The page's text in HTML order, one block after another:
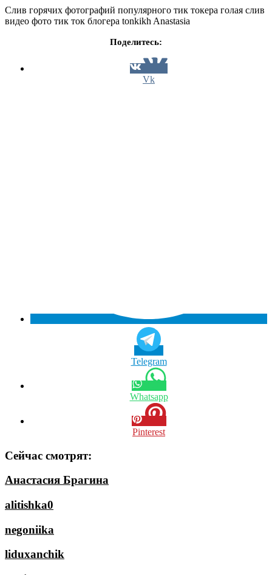
Слив горячих фотографий популярного тик токера голая слив
видео фото тик ток блогера tonkikh Anastasia
Поделитесь:
Vk
Telegram
Whatsapp
Pinterest
Сейчас смотрят:
Анастасия Брагина
alitishka0
negoniika
liduxanchik